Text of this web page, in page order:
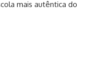
mais autêntica do